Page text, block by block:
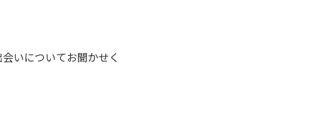
いについてお聞かせく